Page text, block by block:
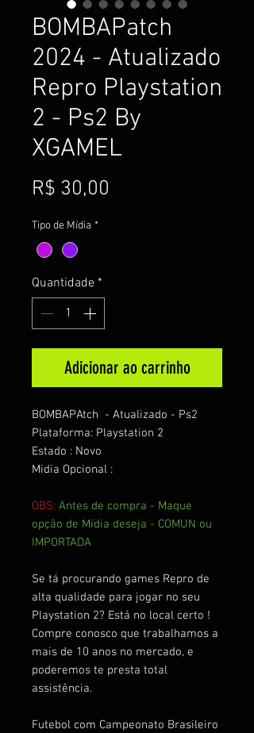
BOMBAPatch
2024 - Atualizado
Repro Playstation
2 - Ps2 By
XGAMEL
R$ 30,00
Tipo de Mídia *
Quantidade *
Adicionar ao carrinho
BOMBAPAtch - Atualizado - Ps2
Plataforma: Playstation 2
Estado : Novo
Midia Opcional :
OBS: Antes de compra - Maque
opção de Mídia deseja - COMUN ou
IMPORTADA
Se tá procurando games Repro de
alta qualidade para jogar no seu
Playstation 2? Está no local certo !
Compre conosco que trabalhamos a
mais de 10 anos no mercado, e
poderemos te presta total
assistência.
Futebol com Campeonato Brasileiro